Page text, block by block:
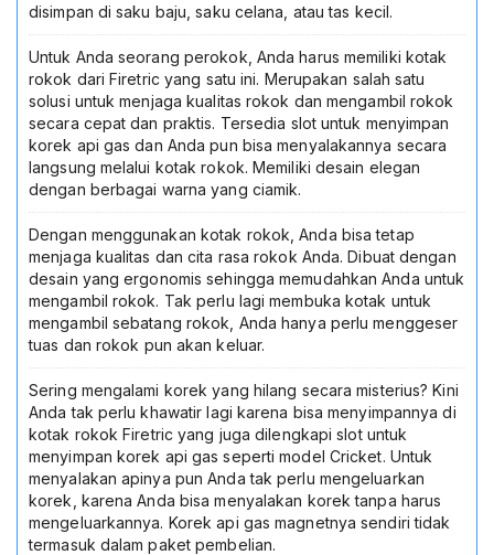
Cigarette
Case
disimpan di saku baju, saku celana, atau tas kecil.
Untuk Anda seorang perokok, Anda harus memiliki kotak
rokok dari Firetric yang satu ini. Merupakan salah satu
solusi untuk menjaga kualitas rokok dan mengambil rokok
secara cepat dan praktis. Tersedia slot untuk menyimpan
korek api gas dan Anda pun bisa menyalakannya secara
langsung melalui kotak rokok. Memiliki desain elegan
dengan berbagai warna yang ciamik.
Dengan menggunakan kotak rokok, Anda bisa tetap
menjaga kualitas dan cita rasa rokok Anda. Dibuat dengan
desain yang ergonomis sehingga memudahkan Anda untuk
mengambil rokok. Tak perlu lagi membuka kotak untuk
mengambil sebatang rokok, Anda hanya perlu menggeser
tuas dan rokok pun akan keluar.
Sering mengalami korek yang hilang secara misterius? Kini
Anda tak perlu khawatir lagi karena bisa menyimpannya di
kotak rokok Firetric yang juga dilengkapi slot untuk
menyimpan korek api gas seperti model Cricket. Untuk
menyalakan apinya pun Anda tak perlu mengeluarkan
korek, karena Anda bisa menyalakan korek tanpa harus
mengeluarkannya. Korek api gas magnetnya sendiri tidak
termasuk dalam paket pembelian.